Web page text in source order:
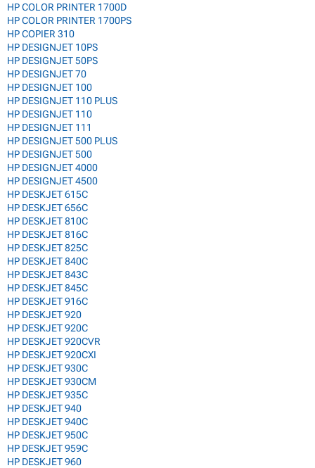
HP COLOR PRINTER 1700D
HP COLOR PRINTER 1700PS
HP COPIER 310
HP DESIGNJET 10PS
HP DESIGNJET 50PS
HP DESIGNJET 70
HP DESIGNJET 100
HP DESIGNJET 110 PLUS
HP DESIGNJET 110
HP DESIGNJET 111
HP DESIGNJET 500 PLUS
HP DESIGNJET 500
HP DESIGNJET 4000
HP DESIGNJET 4500
HP DESKJET 615C
HP DESKJET 656C
HP DESKJET 810C
HP DESKJET 816C
HP DESKJET 825C
HP DESKJET 840C
HP DESKJET 843C
HP DESKJET 845C
HP DESKJET 916C
HP DESKJET 920
HP DESKJET 920C
HP DESKJET 920CVR
HP DESKJET 920CXI
HP DESKJET 930C
HP DESKJET 930CM
HP DESKJET 935C
HP DESKJET 940
HP DESKJET 940C
HP DESKJET 950C
HP DESKJET 959C
HP DESKJET 960